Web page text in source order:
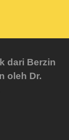
dari Berzin
oleh Dr.